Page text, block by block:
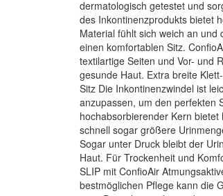
dermatologisch getestet und
des Inkontinenzprodukts bietet
Material fühlt sich weich an
einen komfortablen Sitz.
textilartige Seiten und Vor- und
gesunde Haut. Extra breite
Sitz Die Inkontinenzwindel ist
anzupassen, um den perfekten
hochabsorbierender Kern
schnell sogar größere
Sogar unter Druck bleibt der
Haut. Für Trockenheit und
SLIP mit ConfioAir
bestmöglichen Pflege kann die